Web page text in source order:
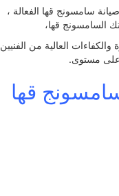
سامسونج قها الفعالة ،
السامسونج قها،
والكفاءات العالية من الفنيين
مستوى.
قها